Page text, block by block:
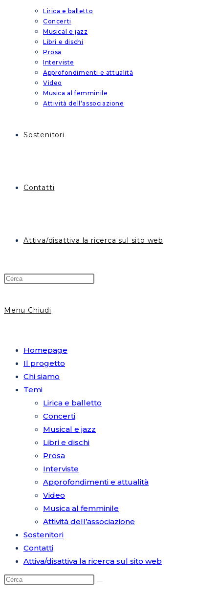
Lirica e balletto
Concerti
Musical e jazz
Libri e dischi
Prosa
Interviste
Approfondimenti e attualità
Video
Musica al femminile
Attività dell’associazione
Sostenitori
Contatti
Attiva/disattiva la ricerca sul sito web
Menu Chiudi
Homepage
Il progetto
Chi siamo
Temi
Lirica e balletto
Concerti
Musical e jazz
Libri e dischi
Prosa
Interviste
Approfondimenti e attualità
Video
Musica al femminile
Attività dell’associazione
Sostenitori
Contatti
Attiva/disattiva la ricerca sul sito web